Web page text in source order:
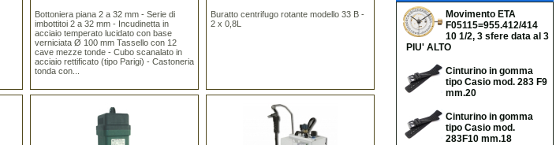
Bottoniera piana 2 a 32 mm - Serie di
imbottitoi 2 a 32 mm - Incudinetta in
acciaio temperato lucidato con base
verniciata Ø 100 mm Tassello con 12
cave mezze tonde - Cubo scanalato in
acciaio rettificato (tipo Parigi) - Castoneria
tonda con...
Buratto centrifugo rotante modello 33 B -
2 x 0,8L
Movimento ETA
F05115=955.412/414
10 1/2, 3 sfere data al 3
PIU' ALTO
Cinturino in gomma
tipo Casio mod. 283 F9
mm.20
Cinturino in gomma
tipo Casio mod.
283F10 mm.18